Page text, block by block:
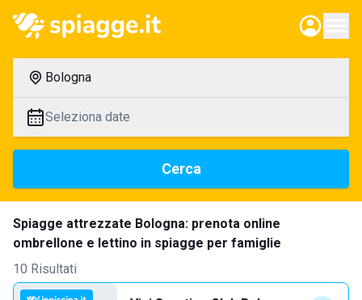
Bologna
Seleziona date
Cerca
Spiagge attrezzate Bologna: prenota online
ombrellone e lettino in spiagge per famiglie
10 Risultati